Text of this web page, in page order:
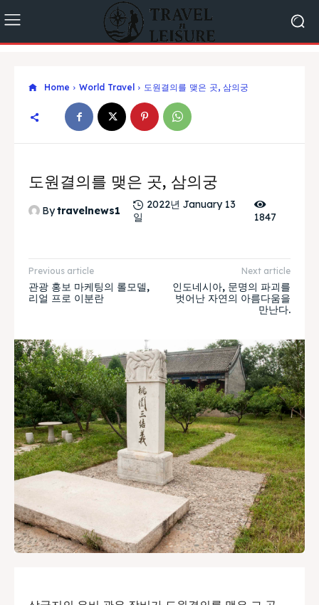
Home World Travel 도원결의를 맺은 곳, 삼의궁
도원결의를 맺은 곳, 삼의궁
Bytravelnews1
2022년 January 13
일
1847
Previous article
관광 홍보 마케팅의 롤모델,
리얼 프로 이분란
Next article
인도네시아, 문명의 파괴를
벗어난 자연의 아름다움을
만난다.